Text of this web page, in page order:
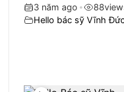
3 năm ago • 88
Hello bác sỹ Vĩnh